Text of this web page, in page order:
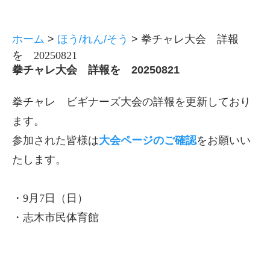
ホーム > ほう/れん/そう > 拳チャレ大会 詳報
を 20250821
拳チャレ大会 詳報を 20250821
拳チャレ ビギナーズ大会の詳報を更新しており
ます。
参加された皆様は大会ページのご確認をお願いい
たします。
・9月7日（日）
・志木市民体育館